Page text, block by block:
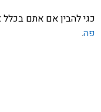
כגי להבין אם אתם בכלל
פה.